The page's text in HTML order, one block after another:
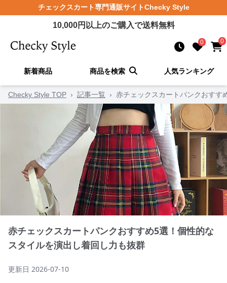
チェックスカート専門通販サイトChecky Style
10,000円以上のご購入で送料無料
0 0
新着商品 商品を検索 人気ランキング
Checky Style TOP › 記事一覧 › 赤チェックスカートパンクおすす
赤チェックスカートパンクおすすめ5選！個性的な
スタイルを演出し着回し力も抜群
更新日 2026-07-10